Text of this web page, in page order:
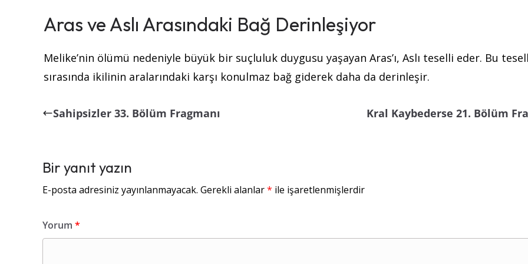
Aras ve Aslı Arasındaki Bağ Derinleşiyor
Melike’nin ölümü nedeniyle büyük bir suçluluk duygusu yaşayan Aras’ı, Aslı teselli eder. Bu
sırasında ikilinin aralarındaki karşı konulmaz bağ giderek daha da derinleşir.
Sahipsizler 33. Bölüm Fragmanı Kral Kaybederse 21. Bölüm
Bir yanıt yazın
E-posta adresiniz yayınlanmayacak. Gerekli alanlar* ile işaretlenmişlerdir
Yorum *